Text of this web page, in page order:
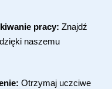
pracy: Znajdź
naszemu
Otrzymaj uczciwe